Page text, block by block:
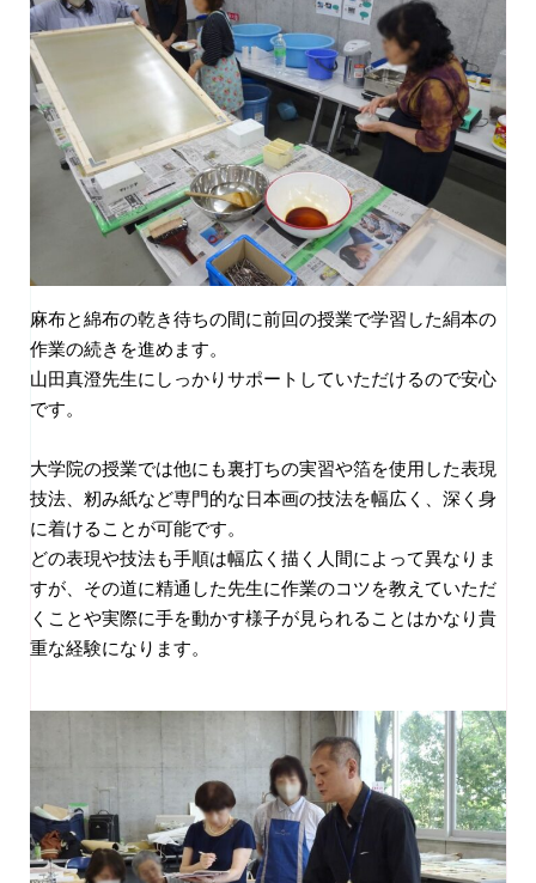
麻布と綿布の乾き待ちの間に前回の授業で学習した絹本の
作業の続きを進めます。
山田真澄先生にしっかりサポートしていただけるので安心
です。
大学院の授業では他にも裏打ちの実習や箔を使用した表現
技法、籾み紙など専門的な日本画の技法を幅広く、深く身
に着けることが可能です。
どの表現や技法も手順は幅広く描く人間によって異なりま
すが、その道に精通した先生に作業のコツを教えていただ
くことや実際に手を動かす様子が見られることはかなり貴
重な経験になります。